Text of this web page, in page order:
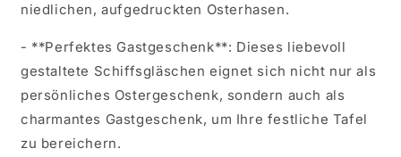
niedlichen, aufgedruckten Osterhasen.
- **Perfektes Gastgeschenk**: Dieses liebevoll
gestaltete Schiffsgläschen eignet sich nicht nur als
persönliches Ostergeschenk, sondern auch als
charmantes Gastgeschenk, um Ihre festliche Tafel
zu bereichern.